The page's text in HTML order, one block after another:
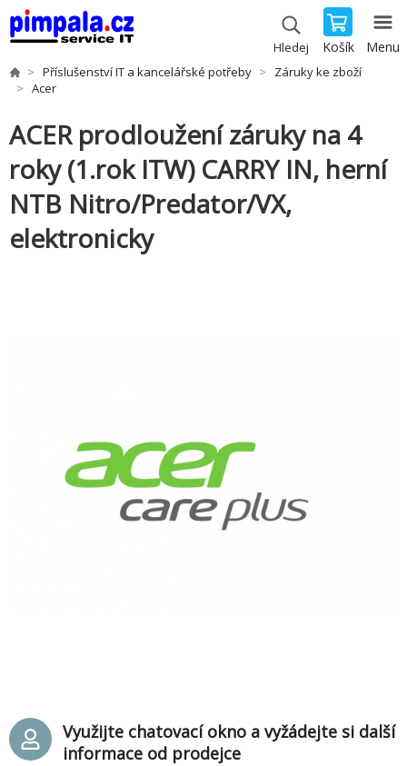
Hledej Košík Menu
Příslušenství IT a kancelářské potřeby
Záruky ke zboží
Acer
ACER prodloužení záruky na 4
roky (1.rok ITW) CARRY IN, herní
NTB Nitro/Predator/VX,
elektronicky
Využijte chatovací okno a vyžádejte si další
informace od prodejce